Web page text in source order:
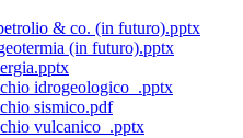
& co. (in futuro).pptx
(in futuro).pptx
idrogeologico_.pptx
sismico.pdf
vulcanico_.pptx